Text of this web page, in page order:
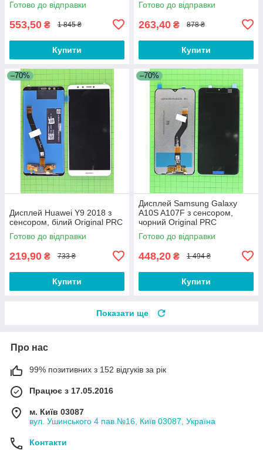
Готово до відправки
553,50 ₴ 1 845 ₴
Купити
Готово до відправки
263,40 ₴ 878 ₴
Купити
–70%
Дисплей Huawei Y9 2018 з
сенсором, білий Original PRC
Готово до відправки
219,90 ₴ 733 ₴
Купити
–70%
Дисплей Samsung Galaxy
A10S A107F з сенсором,
чорний Original PRC
Готово до відправки
448,20 ₴ 1 494 ₴
Купити
Показати ще
Про нас
99% позитивних з 152 відгуків за рік
Працює з 17.05.2016
м. Київ 03087
вул. Ушинського 4 пав.№16, Київ 03087, Україна
Контакти